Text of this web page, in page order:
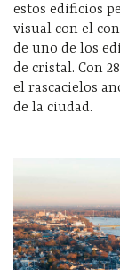
estos edificios
visual con el
de uno de los
de cristal. Con
el rascacielos
de la ciudad.